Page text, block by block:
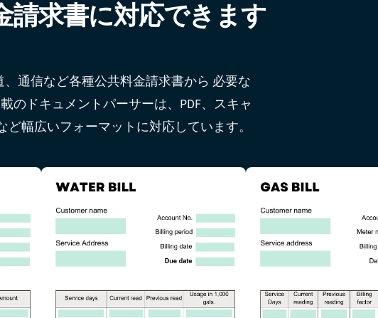
請求書に対応できます
、通信など各種公共料金請求書から 必要な
のドキュメントパーサーは、PDF、スキャ
ど幅広いフォーマットに対応しています。